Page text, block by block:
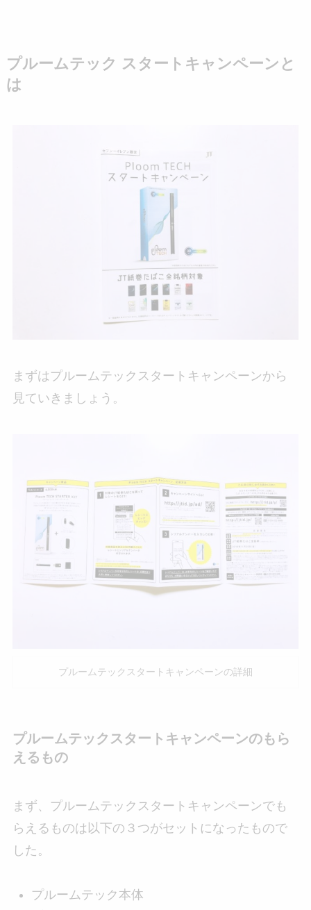
プルームテック スタートキャンペーンと
は
まずはプルームテックスタートキャンペーンから
見ていきましょう。
プルームテックスタートキャンペーンの詳細
プルームテックスタートキャンペーンのもら
えるもの
まず、プルームテックスタートキャンペーンでも
らえるものは以下の３つがセットになったもので
した。
プルームテック本体